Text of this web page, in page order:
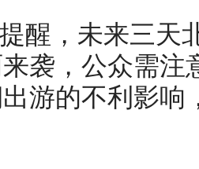
醒，未来三天
袭，公众需
游的不利影